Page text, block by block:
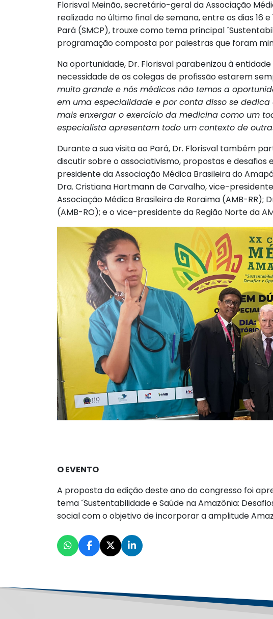
Florisval Meinão, secretário-geral da Associação
realizado no último final de semana, entre os dias 16
Pará (SMCP), trouxe como tema principal
programação composta por palestras que foram
Na oportunidade, Dr. Florisval parabenizou à
necessidade de os colegas de profissão estarem
muito grande e nós médicos não temos a
em uma especialidade e por conta disso se
mais enxergar o exercício da medicina como um
especialista apresentam todo um contexto de
Durante a sua visita ao Pará, Dr. Florisval também
discutir sobre o associativismo, propostas e
presidente da Associação Médica Brasileira do
Dra. ⁠Cristiana Hartmann de Carvalho, vice-
Associação Médica Brasileira de Roraima (AMB-RR);
(AMB-RO); e o vice-presidente da Região Norte da
O EVENTO
A proposta da edição deste ano do congresso foi
tema ´Sustentabilidade e Saúde na Amazônia:
social com o objetivo de incorporar a amplitude